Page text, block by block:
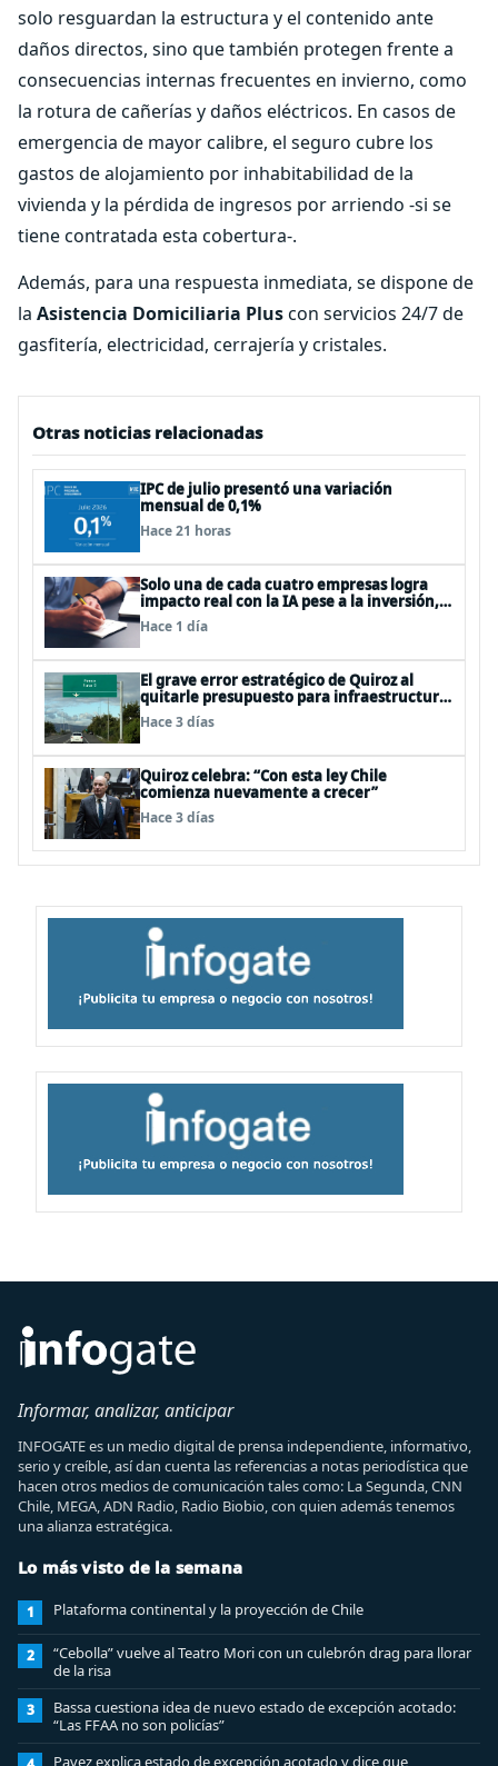
solo resguardan la estructura y el contenido ante
daños directos, sino que también protegen frente a
consecuencias internas frecuentes en invierno, como
la rotura de cañerías y daños eléctricos. En casos de
emergencia de mayor calibre, el seguro cubre los
gastos de alojamiento por inhabitabilidad de la
vivienda y la pérdida de ingresos por arriendo -si se
tiene contratada esta cobertura-.
Además, para una respuesta inmediata, se dispone de
la Asistencia Domiciliaria Pluscon servicios 24/7 de
gasfitería, electricidad, cerrajería y cristales.
Otras noticias relacionadas
IPC de julio presentó una variación
mensual de 0,1%
Hace 21 horas
Solo una de cada cuatro empresas logra
impacto real con la IA pese a la inversión,
según el Foro Económico Mundial
Hace 1 día
El grave error estratégico de Quiroz al
quitarle presupuesto para infraestructura
vial del Biobío
Hace 3 días
Quiroz celebra: “Con esta ley Chile
comienza nuevamente a crecer”
Hace 3 días
Informar, analizar, anticipar
INFOGATE es un medio digital de prensa independiente, informativo,
serio y creíble, así dan cuenta las referencias a notas periodística que
hacen otros medios de comunicación tales como: La Segunda, CNN
Chile, MEGA, ADN Radio, Radio Biobio, con quien además tenemos
una alianza estratégica.
Lo más visto de la semana
1 Plataforma continental y la proyección de Chile
2
“Cebolla” vuelve al Teatro Mori con un culebrón drag para llorar
de la risa
3
Bassa cuestiona idea de nuevo estado de excepción acotado:
“Las FFAA no son policías”
Pavez explica estado de excepción acotado y dice que